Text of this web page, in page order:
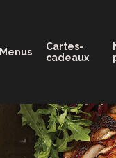
Menus
Cartes-
cadeaux